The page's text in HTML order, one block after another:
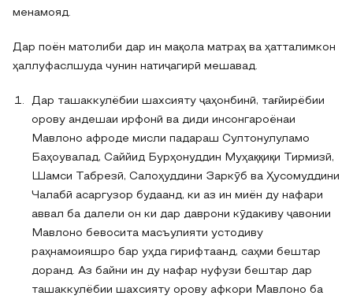
менамояд.
Дар поён матолиби дар ин мақола матраҳ ва ҳатталимкон
ҳаллуфаслшуда чунин натиҷагирӣ мешавад.
Дар ташаккулёбии шахсияту ҷаҳонбинӣ, тағйирёбии
орову андешаи ирфонӣ ва диди инсонгароёнаи
Мавлоно афроде мисли падараш Султонулуламо
Баҳоувалад, Саййид Бурҳонуддин Муҳаққиқи Тирмизӣ,
Шамси Табрезӣ, Салоҳуддини Заркӯб ва Ҳусомуддини
Чалабӣ асаргузор будаанд, ки аз ин миён ду нафари
аввал ба далели он ки дар даврони кӯдакиву ҷавонии
Мавлоно бевосита масъулияти устодиву
раҳнамоияшро бар уҳда гирифтаанд, саҳми бештар
доранд. Аз байни ин ду нафар нуфузи бештар дар
ташаккулёбии шахсияту орову афкори Мавлоно ба